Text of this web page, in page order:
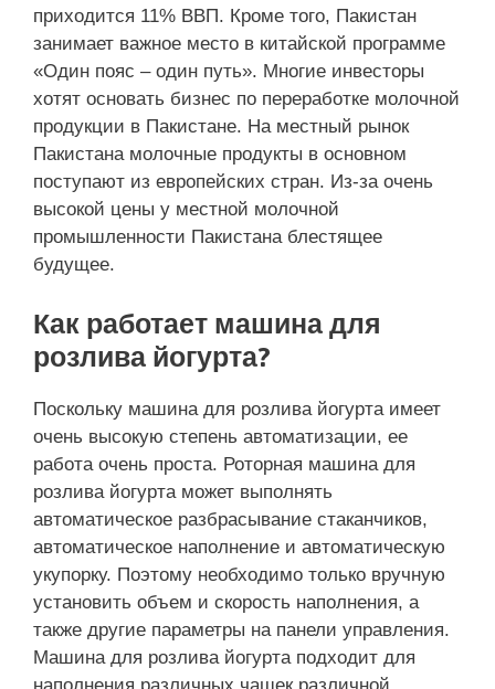
приходится 11% ВВП. Кроме того, Пакистан
занимает важное место в китайской программе
«Один пояс – один путь». Многие инвесторы
хотят основать бизнес по переработке молочной
продукции в Пакистане. На местный рынок
Пакистана молочные продукты в основном
поступают из европейских стран. Из-за очень
высокой цены у местной молочной
промышленности Пакистана блестящее
будущее.
Как работает машина для
розлива йогурта?
Поскольку машина для розлива йогурта имеет
очень высокую степень автоматизации, ее
работа очень проста. Роторная машина для
розлива йогурта может выполнять
автоматическое разбрасывание стаканчиков,
автоматическое наполнение и автоматическую
укупорку. Поэтому необходимо только вручную
установить объем и скорость наполнения, а
также другие параметры на панели управления.
Машина для розлива йогурта подходит для
наполнения различных чашек различной